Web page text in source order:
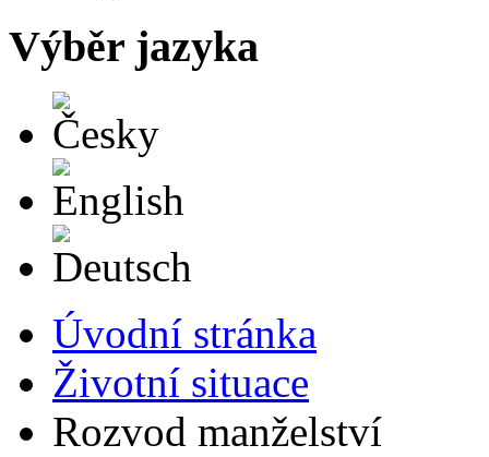
Výběr jazyka
Úvodní stránka
Životní situace
Rozvod manželství